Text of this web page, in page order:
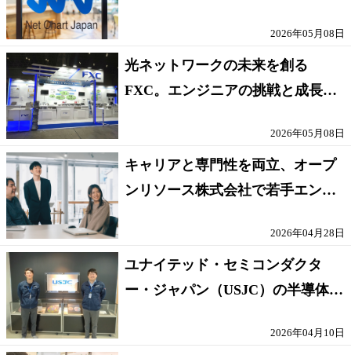
2026年05月08日
光ネットワークの未来を創る
FXC。エンジニアの挑戦と成長を
2026年05月08日
キャリアと専門性を両立、オープ
ンリソース株式会社で若手エンジ
2026年04月28日
ユナイテッド・セミコンダクタ
ー・ジャパン（USJC）の半導体エ
2026年04月10日